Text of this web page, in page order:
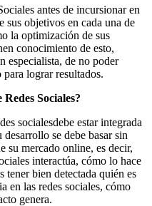
antes de incursionar en
sus objetivos en cada una de
la optimización de sus
conocimiento de esto,
especialista, de no poder
lograr resultados.
Sociales?
socialesdebe estar integrada
se debe basar sin
su mercado online, es decir,
interactúa, cómo lo hace
tener bien detectada quién es
en las redes sociales, cómo
genera.